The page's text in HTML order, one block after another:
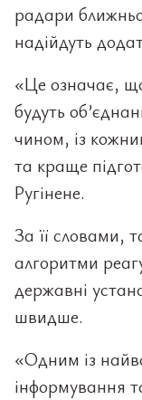
радари
надійдуть
«Це означає,
будуть
чином, із
та краще
Ругінене.
За її словами,
алгоритми
державні
швидше.
«Одним із
інформування